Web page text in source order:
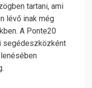
tartani, ami
lévő inak még
A Ponte20
segédeszközként